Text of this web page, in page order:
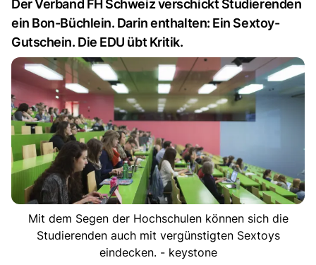
Der Verband FH Schweiz verschickt Studierenden
ein Bon-Büchlein. Darin enthalten: Ein Sextoy-
Gutschein. Die EDU übt Kritik.
Mit dem Segen der Hochschulen können sich die
Studierenden auch mit vergünstigten Sextoys
eindecken. - keystone